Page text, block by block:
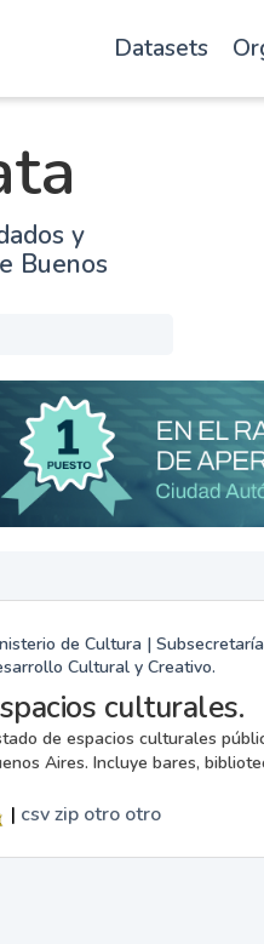
Datasets
y
Buenos
de Cultura |
Cultural y Creativo.
culturales.
de espacios culturales
Aires. Incluye bares,
| csvzip otro otro